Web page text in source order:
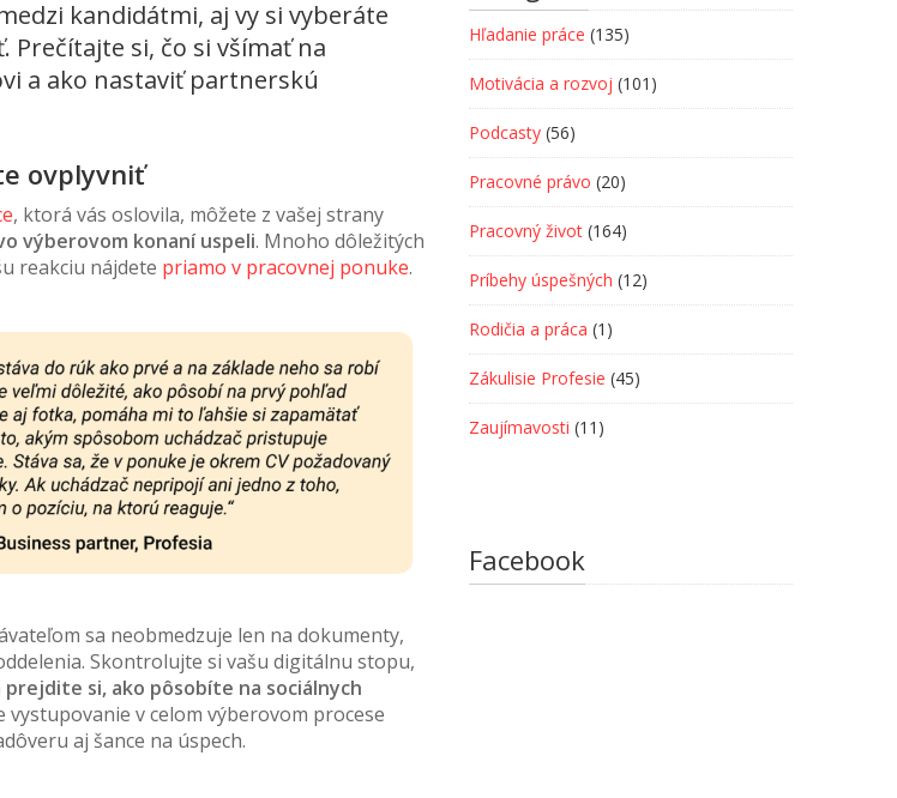
kandidátmi, aj vy si vyberáte
si, čo si všímať na
a ako nastaviť partnerskú
ovplyvniť
, ktorá vás oslovila, môžete z vašej strany
výberovom konaní uspeli. Mnoho dôležitých
reakciu nájdete priamo v pracovnej ponuke.
sa neobmedzuje len na dokumenty,
Skontrolujte si vašu digitálnu stopu,
prejdite si, ako pôsobíte na sociálnych
vystupovanie v celom výberovom procese
aj šance na úspech.
Hľadanie práce (135)
Motivácia a rozvoj (101)
Podcasty (56)
Pracovné právo (20)
Pracovný život (164)
Príbehy úspešných (12)
Rodičia a práca (1)
Zákulisie Profesie (45)
Zaujímavosti (11)
Facebook